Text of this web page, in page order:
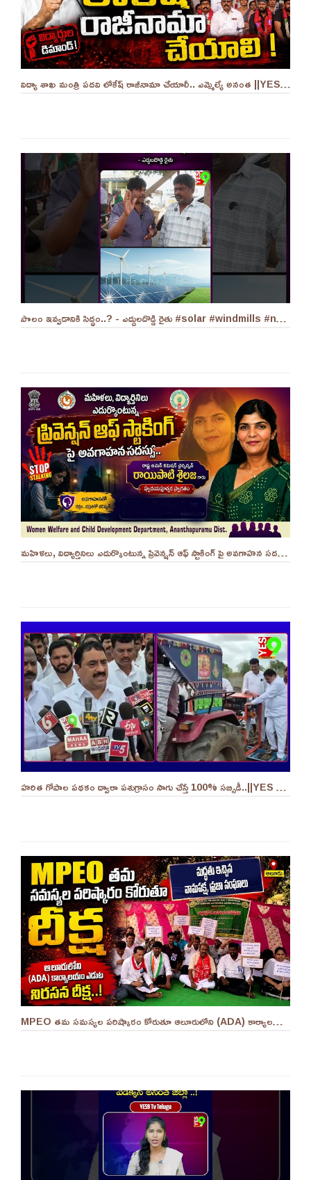
విద్యా శాఖ మంత్రి పదవి లోకేష్ రాజీనామా చేయాలీ.. ఎమ్మెల్యే అనంత ||YES 9TV
పొలం ఇవ్వడానికి సిద్ధం..? - ఎద్దులదొడ్డి రైతు #solar #windmills #naralokesh #solarenergy
మహిళలు, విద్యార్తినిలు ఎదుర్కొంటున్న ప్రివెన్షన్ ఆఫ్ స్టాకింగ్ పై అవగాహన సదస్సు.. - ||YES 9TV
హరిత గోపాల పథకం ద్వారా పశుగ్రాసం సాగు చేస్తే 100% సబ్సిడీ..||YES 9TV
MPEO తమ సమస్యల పరిష్కారం కోరుతూ ఆలూరులోని (ADA) కార్యాలయం ఎదుట దీక్ష ||YES 9TV #kurnool